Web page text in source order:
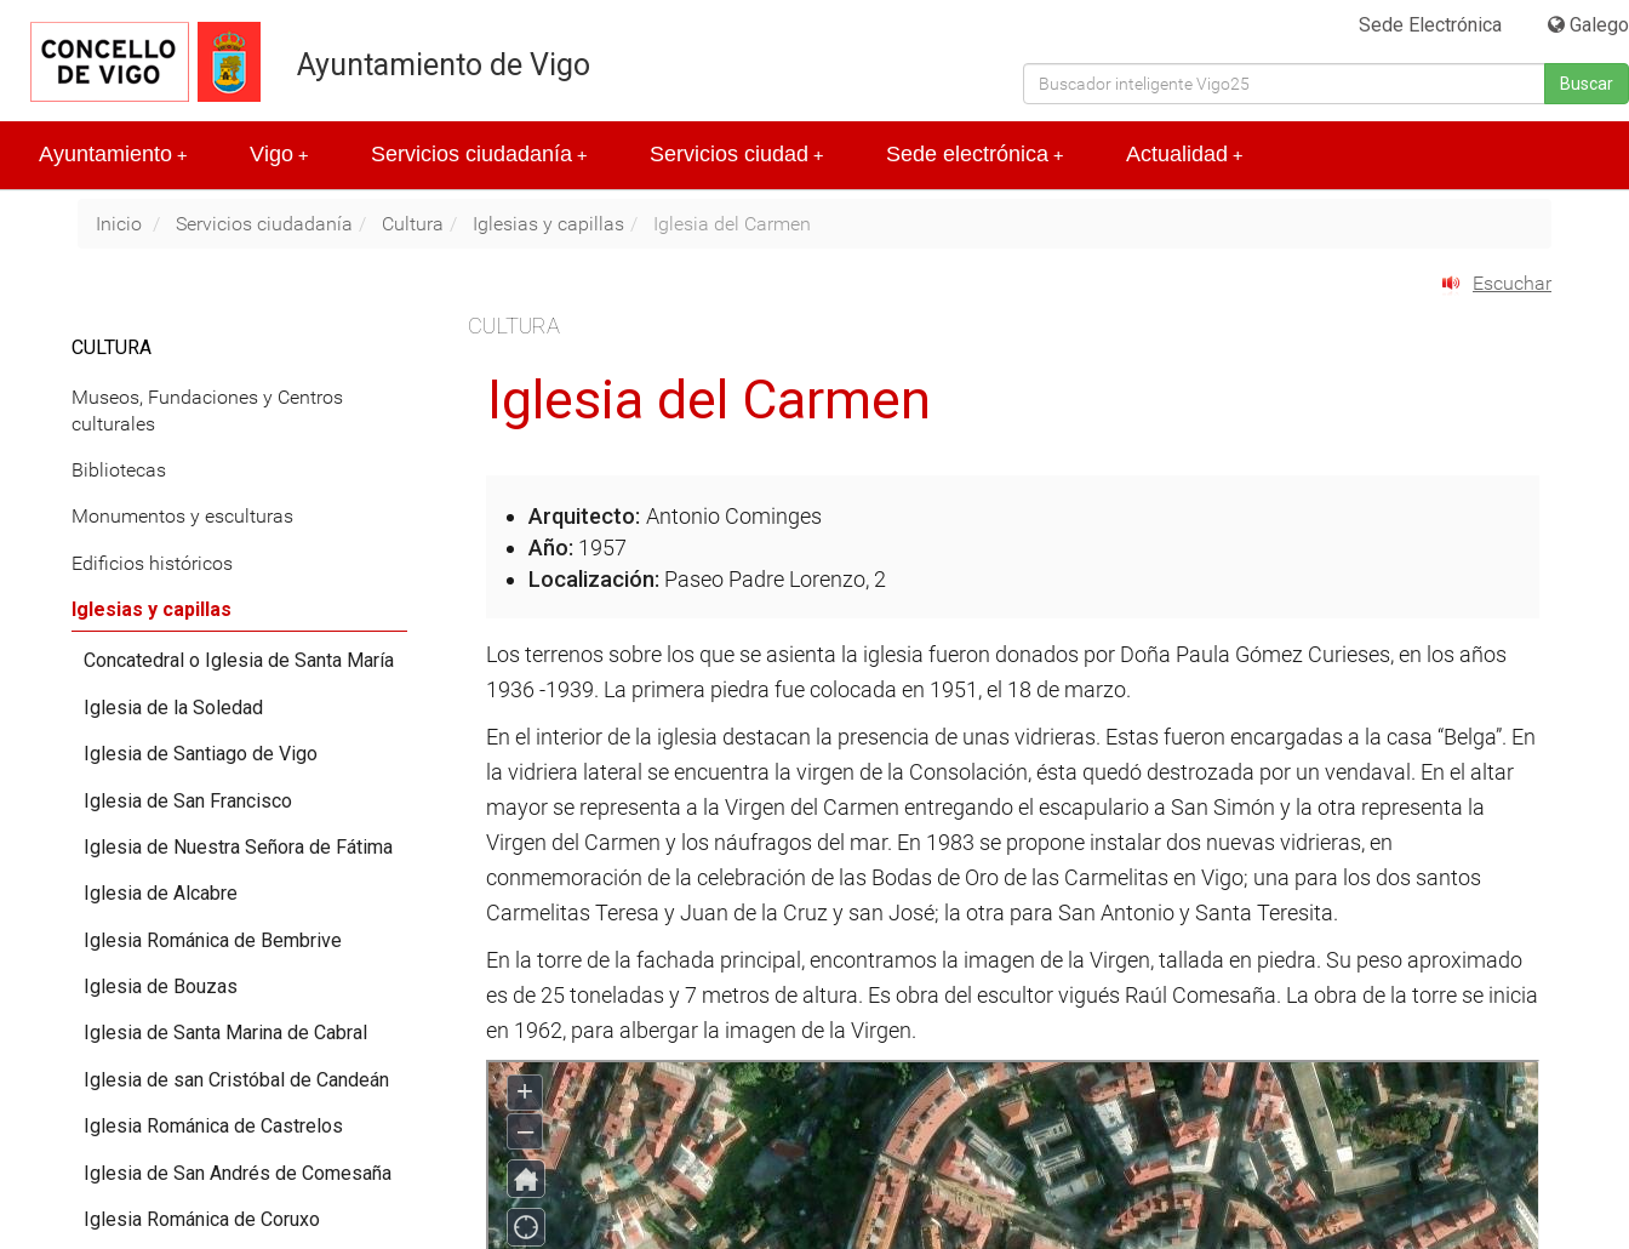
Sede Electrónica Galego
Buscar
Ayuntamiento de Vigo
+
Ayuntamiento +
Vigo +
Servicios ciudadanía +
Servicios ciudad +
Sede electrónica +
Actualidad
Inicio Servicios ciudadanía Cultura Iglesias y capillas Iglesia del Carmen
Escuchar
CULTURA
Iglesia del Carmen
Arquitecto: Antonio Cominges
Año: 1957
Localización: Paseo Padre Lorenzo, 2
Los terrenos sobre los que se asienta la iglesia fueron donados por Doña Paula Gómez Curieses, en los años
1936 -1939. La primera piedra fue colocada en 1951, el 18 de marzo.
En el interior de la iglesia destacan la presencia de unas vidrieras. Estas fueron encargadas a la casa “Belga”. En
la vidriera lateral se encuentra la virgen de la Consolación, ésta quedó destrozada por un vendaval. En el altar
mayor se representa a la Virgen del Carmen entregando el escapulario a San Simón y la otra representa la
Virgen del Carmen y los náufragos del mar. En 1983 se propone instalar dos nuevas vidrieras, en
conmemoración de la celebración de las Bodas de Oro de las Carmelitas en Vigo; una para los dos santos
Carmelitas Teresa y Juan de la Cruz y san José; la otra para San Antonio y Santa Teresita.
En la torre de la fachada principal, encontramos la imagen de la Virgen, tallada en piedra. Su peso aproximado
es de 25 toneladas y 7 metros de altura. Es obra del escultor vigués Raúl Comesaña. La obra de la torre se inicia
en 1962, para albergar la imagen de la Virgen.
CULTURA
Museos, Fundaciones y Centros
culturales
Bibliotecas
Monumentos y esculturas
Edificios históricos
Iglesias y capillas
Concatedral o Iglesia de Santa María
Iglesia de la Soledad
Iglesia de Santiago de Vigo
Iglesia de San Francisco
Iglesia de Nuestra Señora de Fátima
Iglesia de Alcabre
Iglesia Románica de Bembrive
Iglesia de Bouzas
Iglesia de Santa Marina de Cabral
Iglesia de san Cristóbal de Candeán
Iglesia Románica de Castrelos
Iglesia de San Andrés de Comesaña
Iglesia Románica de Coruxo